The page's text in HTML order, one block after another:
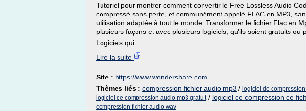
Tutoriel pour montrer comment convertir le Free Lossless Audio
compressé sans perte, et communément appelé FLAC en MP3,
utilisation adaptée à tout le monde. Transformer le fichier Flac en
plusieurs façons et avec plusieurs logiciels, qu'ils soient gratuits ou
Logiciels qui...
Lire la suite
Site : https://www.wondershare.com
Thèmes liés : compression fichier audio mp3 / logiciel de
logiciel de compression audio mp3 gratuit/ logiciel de compression de
compression fichier audio wav